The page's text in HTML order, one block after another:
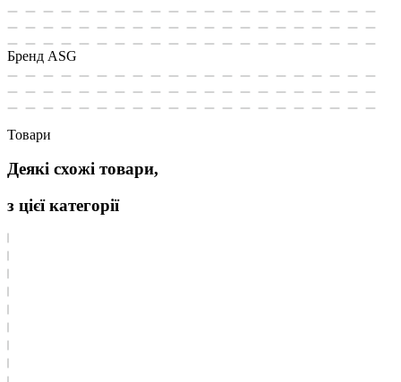
Бренд ASG
Товари
Деякі схожі товари,
з цієї категорії